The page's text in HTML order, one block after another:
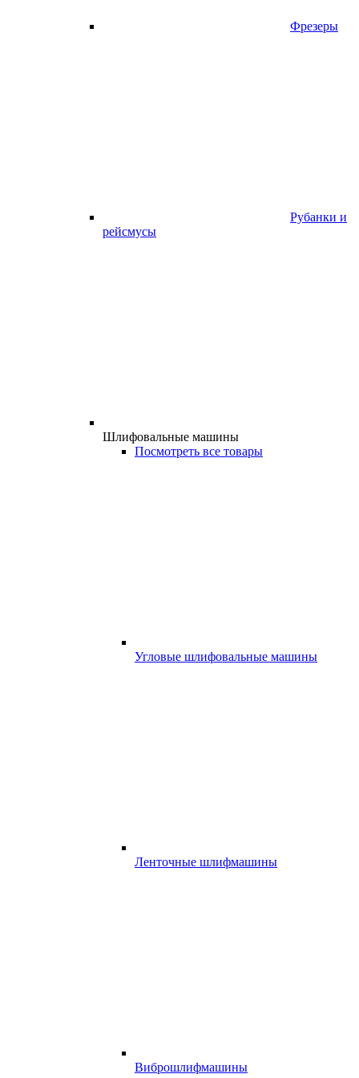
Фрезеры
Рубанки и
рейсмусы
Шлифовальные машины
Посмотреть все товары
Угловые шлифовальные машины
Ленточные шлифмашины
Виброшлифмашины